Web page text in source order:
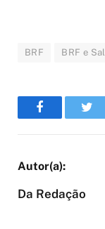
BRF BRF e
Facebook
Da Redação